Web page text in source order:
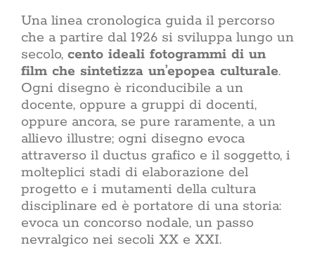
della
giorno,
La vetrina di Acasa
Una linea cronologica guida il percorso
che a partire dal 1926 si sviluppa lungo un
secolo, cento ideali fotogrammi di un
film che sintetizza un’epopea culturale.
Ogni disegno è riconducibile a un
docente, oppure a gruppi di docenti,
oppure ancora, se pure raramente, a un
allievo illustre; ogni disegno evoca
attraverso il ductus grafico e il soggetto, i
molteplici stadi di elaborazione del
progetto e i mutamenti della cultura
disciplinare ed è portatore di una storia:
evoca un concorso nodale, un passo
nevralgico nei secoli XX e XXI.